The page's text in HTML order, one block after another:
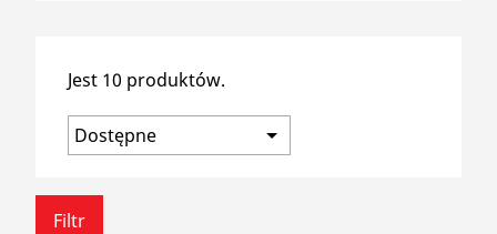
Jest 10 produktów.
Filtr